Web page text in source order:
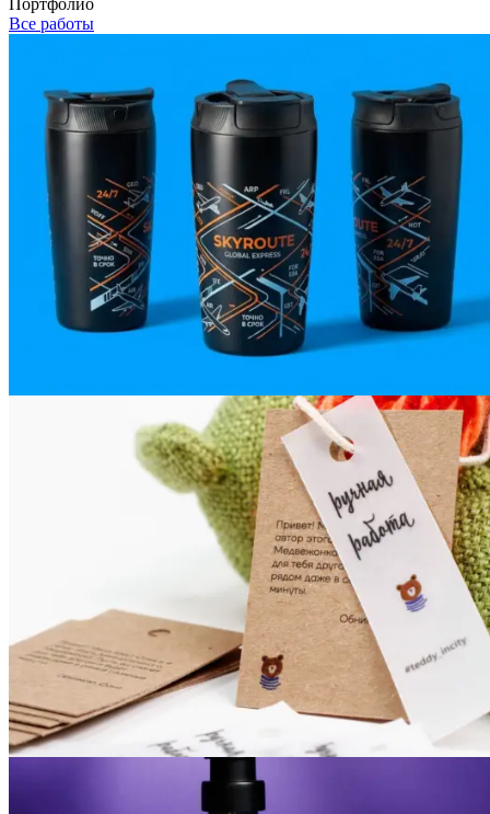
Портфолио
Все работы